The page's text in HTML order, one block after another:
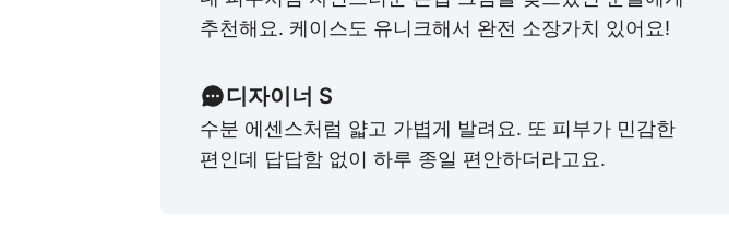
추천해요. 케이스도 유니크해서 완전 소장가치 있어요!
디자이너 S
수분 에센스처럼 얇고 가볍게 발려요. 또 피부가 민감한
편인데 답답함 없이 하루 종일 편안하더라고요.